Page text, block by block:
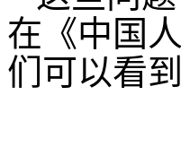
在《中国
们可以看